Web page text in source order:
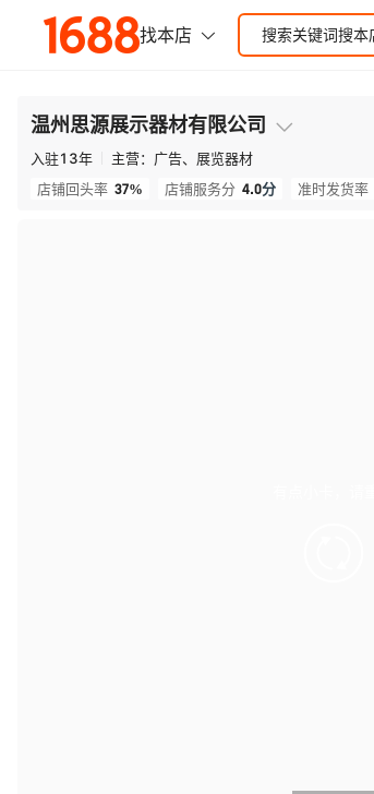
温州思源展示器材有限公司
入驻13年 主营： 广告、展览器材
店铺回头率 37% 店铺服务分 4.0分 准时发货率